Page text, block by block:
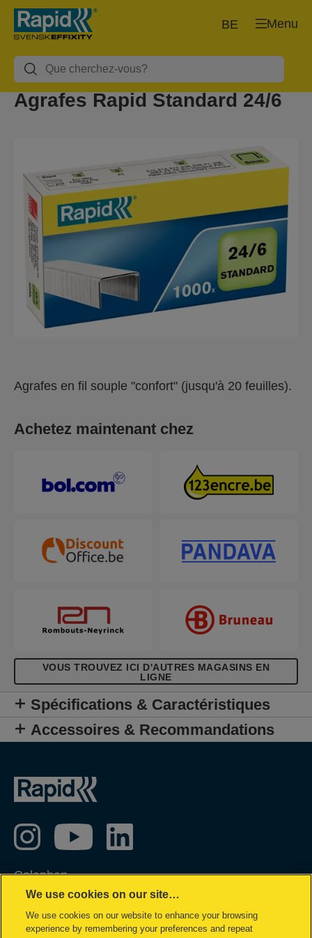
Menu
BE
Agrafes Rapid Standard 24/6
Agrafes en fil souple "confort" (jusqu'à 20 feuilles).
Achetez maintenant chez
VOUS TROUVEZ ICI D'AUTRES MAGASINS EN
LIGNE
Spécifications & Caractéristiques
Accessoires & Recommandations
Colophon
Privacy policy
Politique concernant les cookies
We use cookies on our site…
We use cookies on our website to enhance your browsing
experience by remembering your preferences and repeat